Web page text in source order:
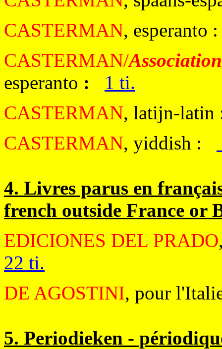
CASTERMAN, esperanto
CASTERMAN/
esperanto :
1 ti.
CASTERMAN, latijn-
CASTERMAN, yiddish :
4. Livres parus en
french outside France or
EDICIONES DEL PRADO
22 ti.
DE AGOSTINI, pour
5. Periodieken -